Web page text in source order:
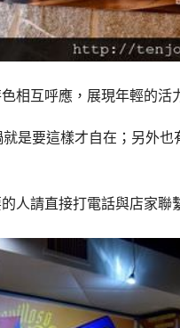
相互呼應，展現年輕的活
是要這樣才自在；另外
人請直接打電話與店家聯